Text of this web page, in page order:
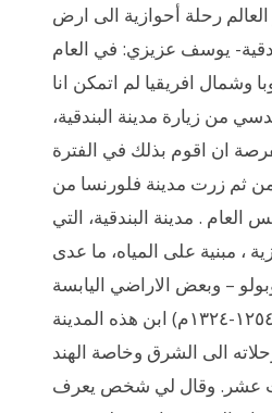
رحلة أحوازية الى ارض
يوسف عزيزي: في العام
وشمال افريقيا لم اتمكن انا
من زيارة مدينة البندقية،
ان اقوم بذلك في الفترة
يوليو ٢٠٢٢، ومن ثم زرت مدينة فلورنسا من
نفس العام . مدينة البندقية، التي
، مبنية على المياه، ما عدى
– وبعض الاراضي اليابسة
المتصلة به. وماركوبولو (١٢٥٤-١٣٢٤م) ابن هذه المدينة
الى الشرق وخاصة الهند
عشر. وقال لي شخص يعرف